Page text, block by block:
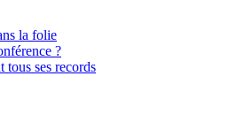
la folie
?
tous ses records